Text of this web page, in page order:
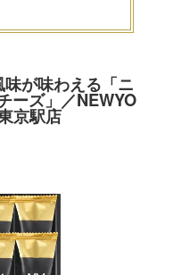
が味わえる「ニ
ーズ」／NEWYO
京駅店